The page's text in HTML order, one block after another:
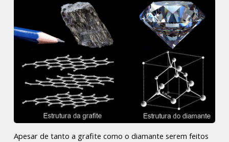
Apesar de tanto a grafite como o diamante serem feitos